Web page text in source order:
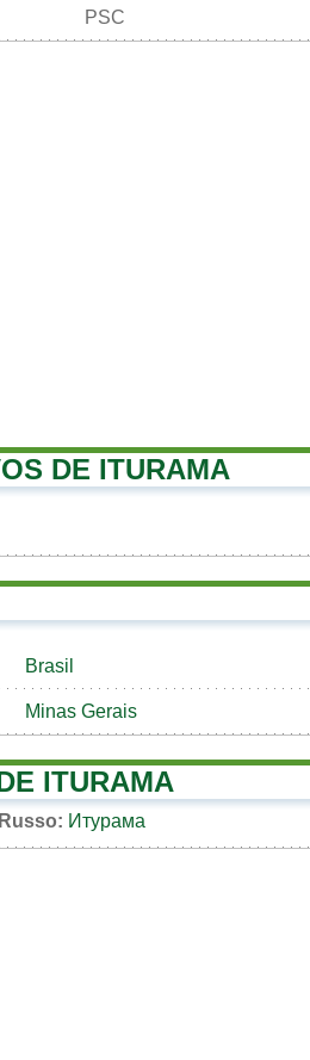
PSC
DE ITURAMA
Brasil
Minas Gerais
ITURAMA
Russo: Итурама